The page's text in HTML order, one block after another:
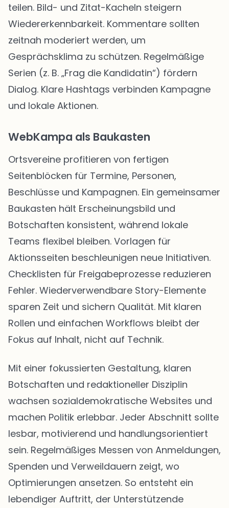
teilen. Bild- und Zitat-Kacheln steigern
Wiedererkennbarkeit. Kommentare sollten
zeitnah moderiert werden, um
Gesprächsklima zu schützen. Regelmäßige
Serien (z. B. „Frag die Kandidatin“) fördern
Dialog. Klare Hashtags verbinden Kampagne
und lokale Aktionen.
WebKampa als Baukasten
Ortsvereine profitieren von fertigen
Seitenblöcken für Termine, Personen,
Beschlüsse und Kampagnen. Ein gemeinsamer
Baukasten hält Erscheinungsbild und
Botschaften konsistent, während lokale
Teams flexibel bleiben. Vorlagen für
Aktionsseiten beschleunigen neue Initiativen.
Checklisten für Freigabeprozesse reduzieren
Fehler. Wiederverwendbare Story-Elemente
sparen Zeit und sichern Qualität. Mit klaren
Rollen und einfachen Workflows bleibt der
Fokus auf Inhalt, nicht auf Technik.
Mit einer fokussierten Gestaltung, klaren
Botschaften und redaktioneller Disziplin
wachsen sozialdemokratische Websites und
machen Politik erlebbar. Jeder Abschnitt sollte
lesbar, motivierend und handlungsorientiert
sein. Regelmäßiges Messen von Anmeldungen,
Spenden und Verweildauern zeigt, wo
Optimierungen ansetzen. So entsteht ein
lebendiger Auftritt, der Unterstützende